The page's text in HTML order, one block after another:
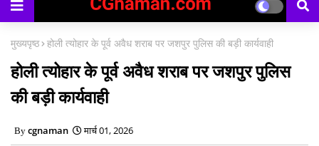
मुख्यपृष्ठ होली त्योहार के पूर्व अवैध शराब पर जशपुर पुलिस की बड़ी कार्यवाही
होली त्योहार के पूर्व अवैध शराब पर जशपुर पुलिस
की बड़ी कार्यवाही
cgnaman मार्च 01, 2026